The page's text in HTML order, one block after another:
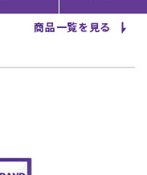
商品一覧を見る